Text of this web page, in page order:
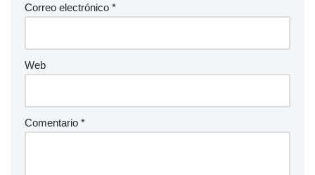
Correo electrónico *
Web
Comentario *